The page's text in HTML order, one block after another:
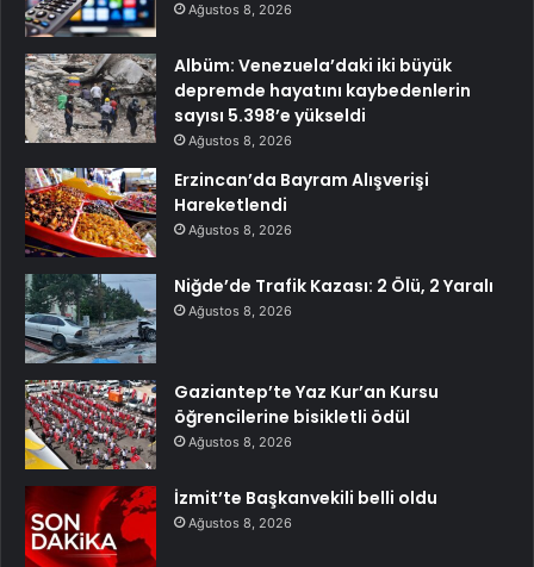
Ağustos 8, 2026
Albüm: Venezuela’daki iki büyük
depremde hayatını kaybedenlerin
sayısı 5.398’e yükseldi
Ağustos 8, 2026
Erzincan’da Bayram Alışverişi
Hareketlendi
Ağustos 8, 2026
Niğde’de Trafik Kazası: 2 Ölü, 2 Yaralı
Ağustos 8, 2026
Gaziantep’te Yaz Kur’an Kursu
öğrencilerine bisikletli ödül
Ağustos 8, 2026
İzmit’te Başkanvekili belli oldu
Ağustos 8, 2026